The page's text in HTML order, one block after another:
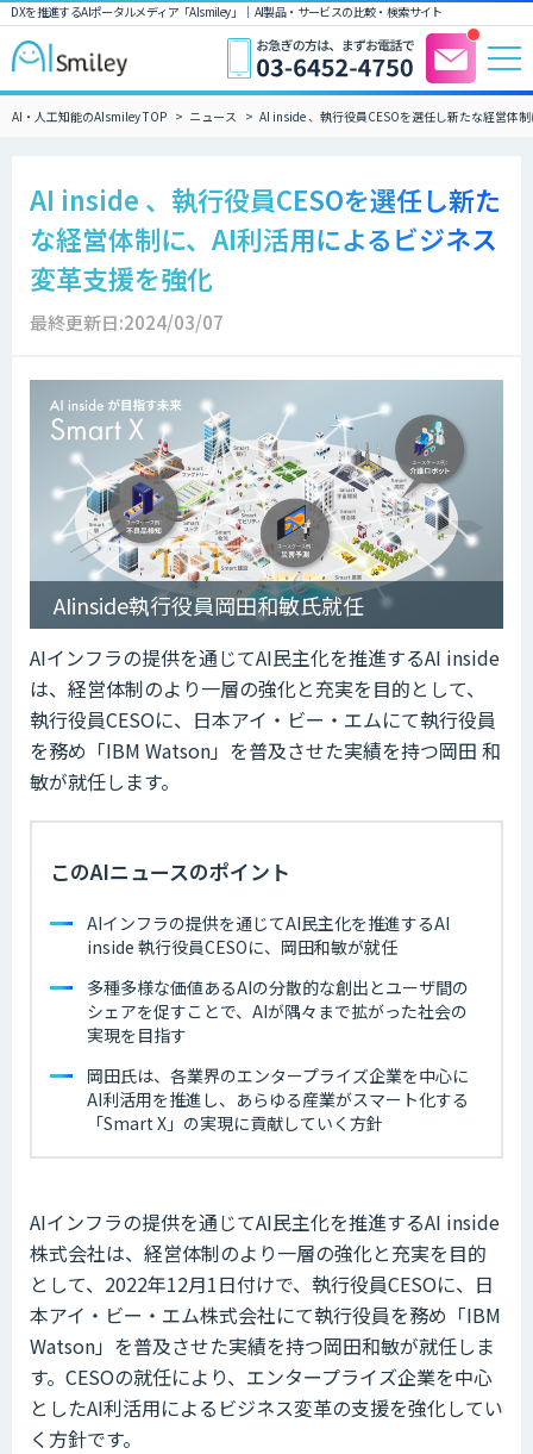
DXを推進するAIポータルメディア「AIsmiley」｜ AI製品・サービスの比較・検索サイト
AI・人工知能のAIsmiley TOP ニュース AI inside 、執行役員CESOを選任し新たな経営体
AI inside 、執行役員CESOを選任し新た
な経営体制に、AI利活用によるビジネス
変革支援を強化
最終更新日:2024/03/07
AIinside執行役員岡田和敏氏就任
AIインフラの提供を通じてAI民主化を推進するAI inside
は、経営体制のより一層の強化と充実を目的として、
執行役員CESOに、日本アイ・ビー・エムにて執行役員
を務め「IBM Watson」を普及させた実績を持つ岡田 和
敏が就任します。
このAIニュースのポイント
AIインフラの提供を通じてAI民主化を推進するAI
inside 執行役員CESOに、岡田和敏が就任
多種多様な価値あるAIの分散的な創出とユーザ間の
シェアを促すことで、AIが隅々まで拡がった社会の
実現を目指す
岡田氏は、各業界のエンタープライズ企業を中心に
AI利活用を推進し、あらゆる産業がスマート化する
「Smart X」の実現に貢献していく方針
AIインフラの提供を通じてAI民主化を推進するAI inside
株式会社は、経営体制のより一層の強化と充実を目的
として、2022年12月1日付けで、執行役員CESOに、日
本アイ・ビー・エム株式会社にて執行役員を務め「IBM
Watson」を普及させた実績を持つ岡田和敏が就任しま
す。CESOの就任により、エンタープライズ企業を中心
としたAI利活用によるビジネス変革の支援を強化してい
く方針です。